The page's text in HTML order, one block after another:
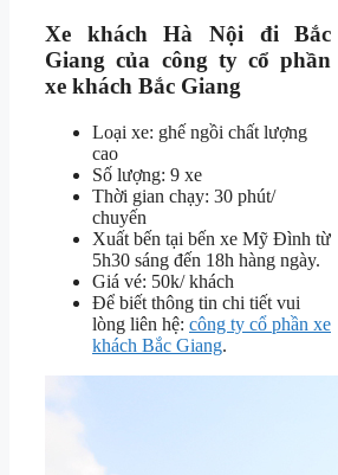
Xe khách Hà Nội đi Bắc
Giang của công ty cổ phần
xe khách Bắc Giang
Loại xe: ghế ngồi chất lượng
cao
Số lượng: 9 xe
Thời gian chạy: 30 phút/
chuyến
Xuất bến tại bến xe Mỹ Đình từ
5h30 sáng đến 18h hàng ngày.
Giá vé: 50k/ khách
Để biết thông tin chi tiết vui
lòng liên hệ: công ty cổ phần xe
khách Bắc Giang.